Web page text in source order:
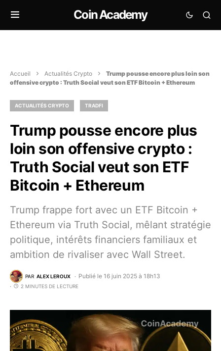
Coin Academy
Accueil Actualités Crypto
Trump pousse encore plus loin son
offensive crypto : Truth Social veut son ETF Bitcoin + Ethereum
ACTUALITÉS CRYPTO TRADFI
Trump pousse encore plus
loin son offensive crypto :
Truth Social veut son ETF
Bitcoin + Ethereum
Trump frappe fort avec un ETF Bitcoin +
Ethereum via Truth Social, mêlant stratégie
politique, intérêts financiers familiaux et
ambition de rivaliser avec Wall Street.
PAR ALEX LEROUX Publié le 16 juin 2025 à 18h13
2 MINUTES DE LECTURE